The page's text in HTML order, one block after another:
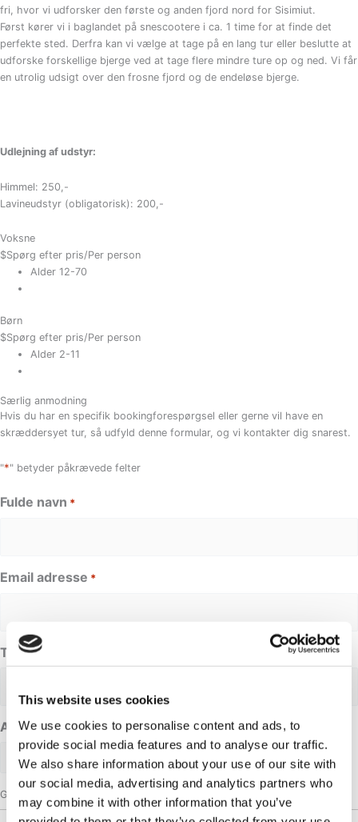
This website uses cookies
We use cookies to personalise content and ads, to
provide social media features and to analyse our traffic.
We also share information about your use of our site with
our social media, advertising and analytics partners who
may combine it with other information that you’ve
fri, hvor vi udforsker den første og anden fjord nord for Sisimiut.
Først kører vi i baglandet på snescootere i ca. 1 time for at finde det
perfekte sted. Derfra kan vi vælge at tage på en lang tur eller beslutte at
udforske forskellige bjerge ved at tage flere mindre ture op og ned. Vi får
en utrolig udsigt over den frosne fjord og de endeløse bjerge.
Udlejning af udstyr:
Himmel: 250,-
Lavineudstyr (obligatorisk): 200,-
Voksne
$Spørg efter pris/Per person
Alder 12-70
Børn
$Spørg efter pris/Per person
Alder 2-11
Særlig anmodning
Hvis du har en specifik bookingforespørgsel eller gerne vil have en
skræddersyet tur, så udfyld denne formular, og vi kontakter dig snarest.
"*" betyder påkrævede felter
Fulde navn *
Email adresse *
Telefonnummer
Anmodet dato
Gruppestørrelse